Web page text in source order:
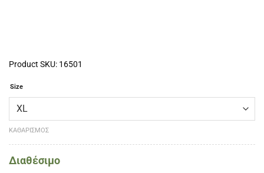
Product SKU: 16501
Size
ΚΑΘΑΡΙΣΜΌΣ
Διαθέσιμο